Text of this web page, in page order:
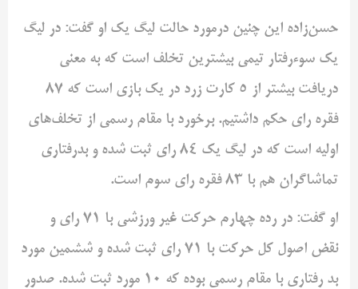
حسن‌زاده این چنین درمورد حالت لیگ یک او گفت: در لیگ
یک سوءرفتار تیمی بیشترین تخلف است که به معنی
دریافت بیشتر از ۵ کارت زرد در یک بازی است که ۸۷
فقره رای حکم داشتیم. برخورد با مقام رسمی از تخلف‌های
اولیه است که در لیگ یک ۸۴ رای ثبت شده و بدرفتاری
تماشاگران هم با ۸۳ فقره رای سوم است.
او گفت: در رده چهارم حرکت غیر ورزشی با ۷۱ رای و
نقض اصول کل حرکت با ۷۱ رای ثبت شده و ششمین مورد
بد رفتاری با مقام رسمی بوده که ۱۰ مورد ثبت شده. صدور